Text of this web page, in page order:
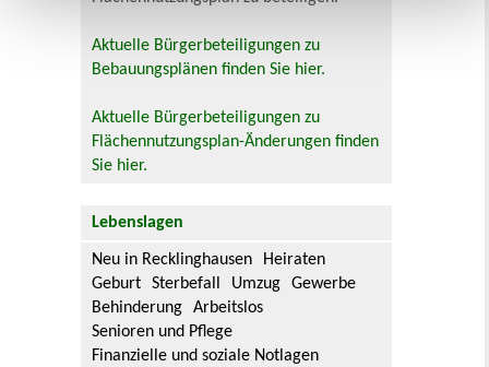
Aktuelle Bürgerbeteiligungen zu
Bebauungsplänen finden Sie hier.
Aktuelle Bürgerbeteiligungen zu
Flächennutzungsplan-Änderungen finden
Sie hier.
Lebenslagen
Neu in Recklinghausen
Heiraten
Geburt
Sterbefall Umzug
Gewerbe
Behinderung
Arbeitslos
Senioren und Pflege
Finanzielle und soziale Notlagen